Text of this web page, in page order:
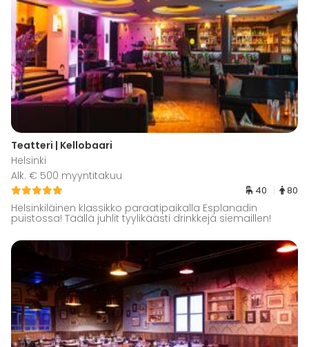
Teatteri | Kellobaari
Helsinki
Alk. € 500 myyntitakuu
40 80
Helsinkiläinen klassikko paraatipaikalla Esplanadin
puistossa! Täällä juhlit tyylikäästi drinkkejä siemaillen!